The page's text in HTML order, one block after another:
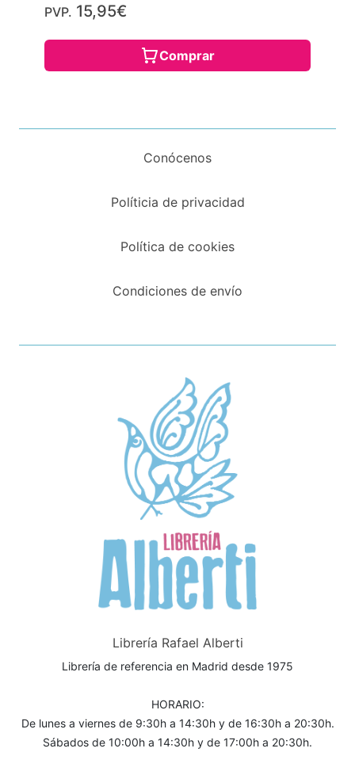
PVP. 15,95€
Comprar
Conócenos
Políticia de privacidad
Política de cookies
Condiciones de envío
Librería Rafael Alberti
Librería de referencia en Madrid desde 1975
HORARIO:
De lunes a viernes de 9:30h a 14:30h y de 16:30h a 20:30h.
Sábados de 10:00h a 14:30h y de 17:00h a 20:30h.